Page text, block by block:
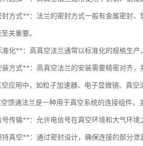
方式**：法兰的密封方式一般有金属密封
关重要。
化**：高真空法兰通常以标准化的规格生产
方式**：高真空法兰的安装需要精密对齐，
应用中，如粒子加速器、电子显微镜、真空
空馈通法兰是一种用于真空系统的连接组件，
传输**：允许电信号在真空环境和大气环境
真空**：通过密封设计，确保连接的部分泄